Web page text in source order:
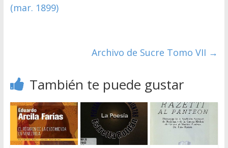
(mar. 1899)
Archivo de Sucre Tomo VII →
También te puede gustar